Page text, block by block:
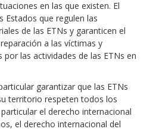
en las que existen. El
Estados que regulen las
de las ETNs y garanticen el
a las víctimas y
las actividades de las ETNs en
garantizar que las ETNs
territorio respeten todos los
el derecho internacional
el derecho internacional del